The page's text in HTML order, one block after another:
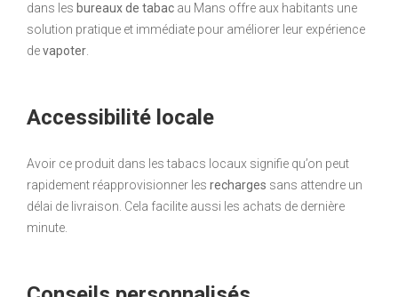
dans les bureaux de tabac au Mans offre aux habitants une
solution pratique et immédiate pour améliorer leur expérience
devapoter
Accessibilité locale
Avoir ce produit dans les tabacs locaux signifie qu’on peut
rapidement réapprovisionner les recharges sans attendre un
délai de livraison. Cela facilite aussi les achats de dernière
minute.